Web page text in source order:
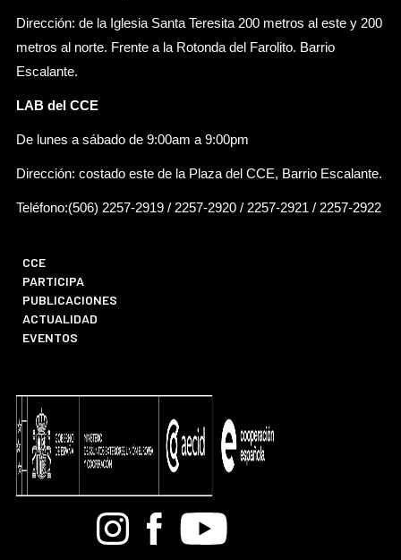
Dirección: de la Iglesia Santa Teresita 200 metros al este y 200
metros al norte. Frente a la Rotonda del Farolito. Barrio
Escalante.
LAB del CCE
De lunes a sábado de 9:00am a 9:00pm
Dirección: costado este de la Plaza del CCE, Barrio Escalante.
Teléfono:(506) 2257-2919 / 2257-2920 / 2257-2921 / 2257-2922
CCE
PARTICIPA
PUBLICACIONES
ACTUALIDAD
EVENTOS
BandcampInstagramFacebook
Youtube